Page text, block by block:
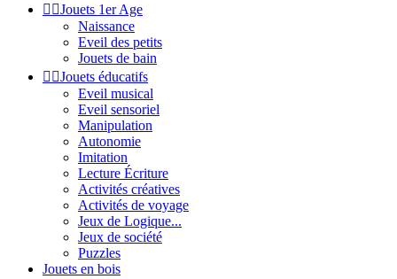
 Jouets 1er Age
Naissance
Eveil des petits
Jouets de bain
 Jouets éducatifs
Eveil musical
Eveil sensoriel
Manipulation
Autonomie
Imitation
Lecture Écriture
Activités créatives
Activités de voyage
Jeux de Logique...
Jeux de société
Puzzles
Jouets en bois